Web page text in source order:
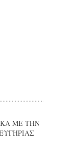
ΜΕ ΤΗΝ